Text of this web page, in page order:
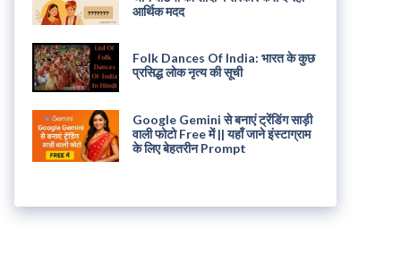
आर्थिक मदद
Folk Dances Of India: भारत के कुछ
प्रसिद्ध लोक नृत्य की सूची
Google Gemini से बनाएं ट्रेंडिंग साड़ी
वाली फोटो Free में || यहाँ जाने इंस्टाग्राम
के लिए बेहतरीन Prompt